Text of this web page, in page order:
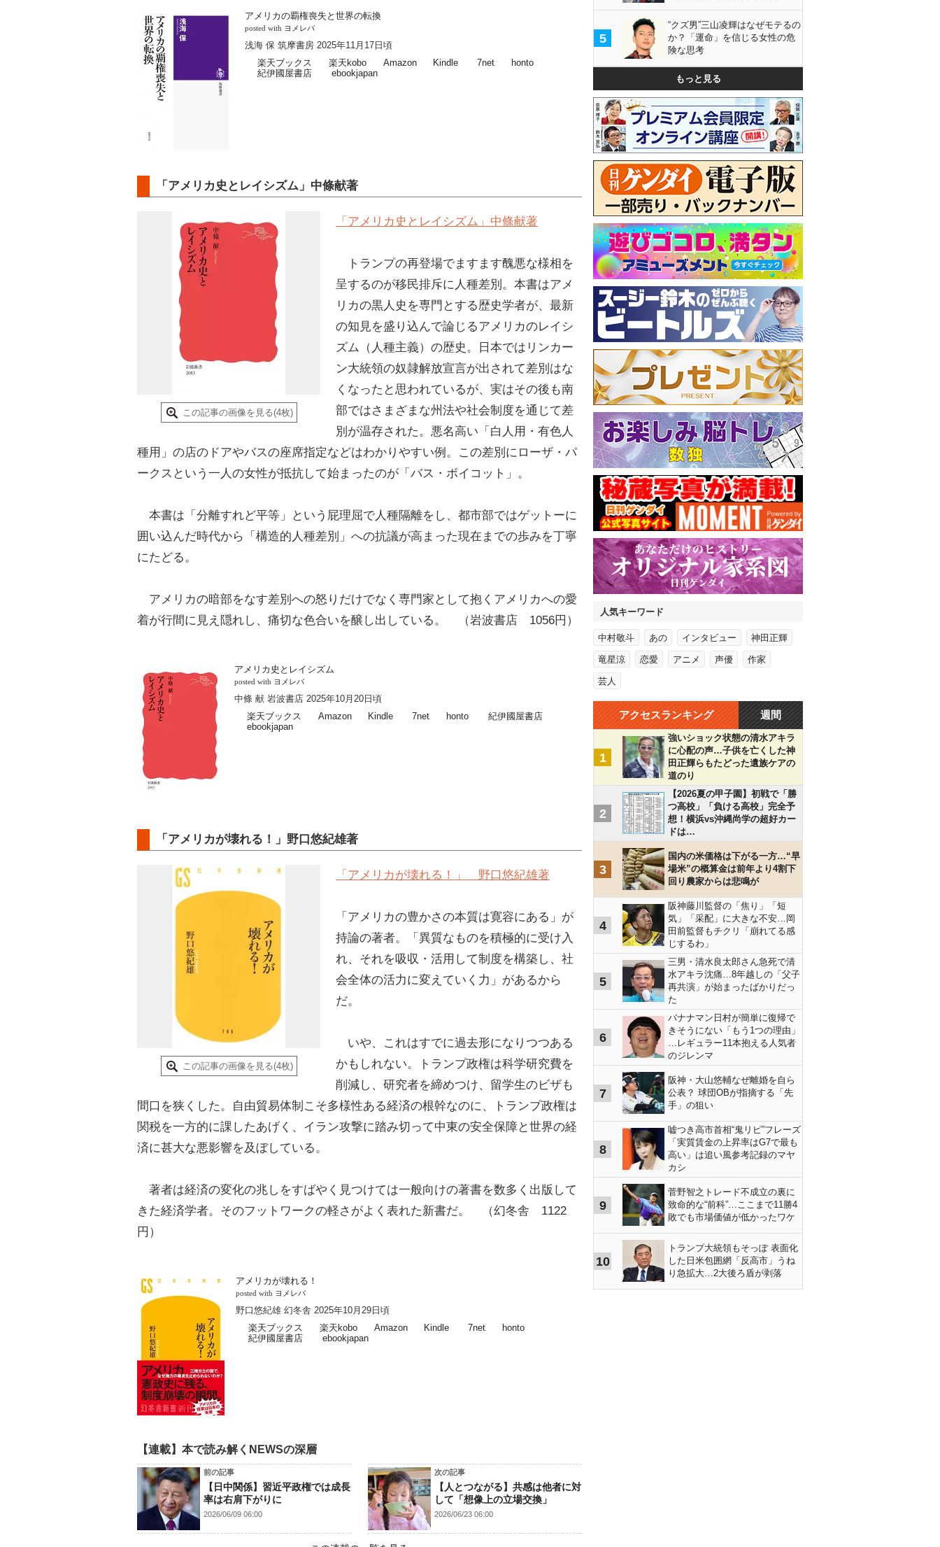
アメリカの覇権喪失と世界の転換
posted with ヨメレバ
浅海 保 筑摩書房 2025年11月17日頃
楽天ブックス
楽天kobo Amazon Kindle 7net
honto
紀伊國屋書店
ebookjapan
「アメリカ史とレイシズム」中條献著
この記事の画像を見る(4枚)
「アメリカ史とレイシズム」中條献著
トランプの再登場でますます醜悪な様相を
呈するのが移民排斥に人種差別。本書はアメ
リカの黒人史を専門とする歴史学者が、最新
の知見を盛り込んで論じるアメリカのレイシ
ズム（人種主義）の歴史。日本ではリンカー
ン大統領の奴隷解放宣言が出されて差別はな
くなったと思われているが、実はその後も南
部ではさまざまな州法や社会制度を通じて差
別が温存された。悪名高い「白人用・有色人
種用」の店のドアやバスの座席指定などはわかりやすい例。この差別にローザ・パ
ークスという一人の女性が抵抗して始まったのが「バス・ボイコット」。
本書は「分離すれど平等」という屁理屈で人種隔離をし、都市部ではゲットーに
囲い込んだ時代から「構造的人種差別」への抗議が高まった現在までの歩みを丁寧
にたどる。
アメリカの暗部をなす差別への怒りだけでなく専門家として抱くアメリカへの愛
着が行間に見え隠れし、痛切な色合いを醸し出している。 （岩波書店 1056円）
アメリカ史とレイシズム
posted with ヨメレバ
中條 献 岩波書店 2025年10月20日頃
楽天ブックス
Amazon Kindle 7net honto
紀伊國屋書店
ebookjapan
「アメリカが壊れる！」野口悠紀雄著
この記事の画像を見る(4枚)
「アメリカが壊れる！」 野口悠紀雄著
「アメリカの豊かさの本質は寛容にある」が
持論の著者。「異質なものを積極的に受け入
れ、それを吸収・活用して制度を構築し、社
会全体の活力に変えていく力」があるから
だ。
いや、これはすでに過去形になりつつある
かもしれない。トランプ政権は科学研究費を
削減し、研究者を締めつけ、留学生のビザも
間口を狭くした。自由貿易体制こそ多様性ある経済の根幹なのに、トランプ政権は
関税を一方的に課したあげく、イラン攻撃に踏み切って中東の安全保障と世界の経
済に甚大な悪影響を及ぼしている。
著者は経済の変化の兆しをすばやく見つけては一般向けの著書を数多く出版して
きた経済学者。そのフットワークの軽さがよく表れた新書だ。 （幻冬舎 1122
円）
アメリカが壊れる！
posted with ヨメレバ
野口悠紀雄 幻冬舎 2025年10月29日頃
楽天ブックス
楽天kobo Amazon Kindle 7net
honto
紀伊國屋書店
ebookjapan
【連載】本で読み解くNEWSの深層
前の記事
【日中関係】習近平政権では成長
率は右肩下がりに
2026/06/09 06:00
次の記事
【人とつながる】共感は他者に対
して「想像上の立場交換」
2026/06/23 06:00
5
“クズ男”三山凌輝はなぜモテるの
か？「運命」を信じる女性の危
険な思考
もっと見る
人気キーワード
中村敬斗 あの インタビュー 神田正輝
竜星涼 恋愛 アニメ 声優 作家
芸人
アクセスランキング 週間
1
強いショック状態の清水アキラ
に心配の声…子供を亡くした神
田正輝らもたどった遺族ケアの
道のり
2
【2026夏の甲子園】初戦で「勝
つ高校」「負ける高校」完全予
想！横浜vs沖縄尚学の超好カー
ドは…
3
国内の米価格は下がる一方…“早
場米”の概算金は前年より4割下
回り農家からは悲鳴が
4
阪神藤川監督の「焦り」「短
気」「采配」に大きな不安…岡
田前監督もチクリ「崩れてる感
じするわ」
5
三男・清水良太郎さん急死で清
水アキラ沈痛…8年越しの「父子
再共演」が始まったばかりだっ
た
6
バナナマン日村が簡単に復帰で
きそうにない「もう1つの理由」
…レギュラー11本抱える人気者
のジレンマ
7
阪神・大山悠輔なぜ離婚を自ら
公表？ 球団OBが指摘する「先
手」の狙い
8
嘘つき高市首相“鬼リピ”フレーズ
「実質賃金の上昇率はG7で最も
高い」は追い風参考記録のマヤ
カシ
9
菅野智之トレード不成立の裏に
致命的な“前科”…ここまで11勝4
敗でも市場価値が低かったワケ
10
トランプ大統領もそっぽ 表面化
した日米包囲網「反高市」うね
り急拡大…2大後ろ盾が剥落